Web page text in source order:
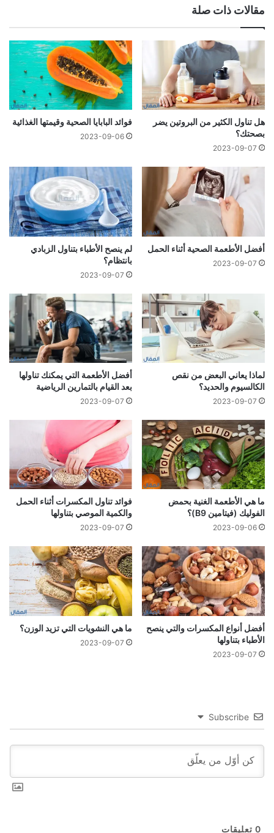
مقالات ذات صلة
هل تناول الكثير من البروتين يضر
بصحتك؟
2023-09-07
فوائد البابايا الصحية وقيمتها الغذائية
2023-09-06
أفضل الأطعمة الصحية أثناء الحمل
2023-09-07
لم ينصح الأطباء بتناول الزبادي
بانتظام؟
2023-09-07
لماذا يعاني البعض من نقص
الكالسيوم والحديد؟
2023-09-07
أفضل الأطعمة التي يمكنك تناولها
بعد القيام بالتمارين الرياضية
2023-09-07
ما هي الأطعمة الغنية بحمض
الفوليك (فيتامين B9)؟
2023-09-06
فوائد تناول المكسرات أثناء الحمل
والكمية الموصي بتناولها
2023-09-07
أفضل أنواع المكسرات والتي ينصح
الأطباء بتناولها
2023-09-07
ما هي النشويات التي تزيد الوزن؟
2023-09-07
Subscribe
0 تعليقات